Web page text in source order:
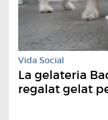
Vida Social
La gelateria
regalat gelat